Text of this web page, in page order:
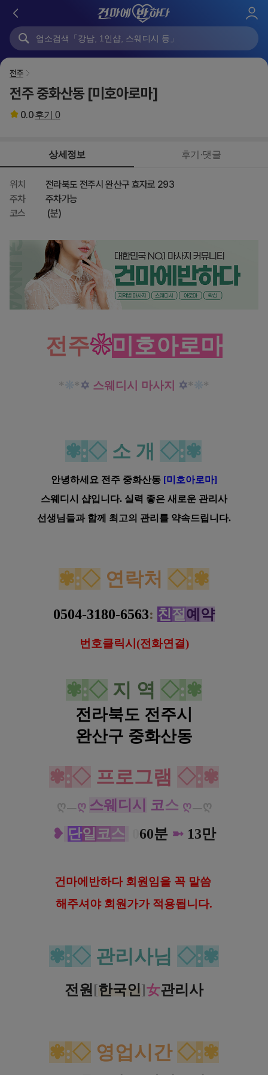
로
전주
전주 중화산동 [미호아로마]
0.0후기0
상세정보 후기·댓글
위치
전라북도 전주시 완산구 효자로 293
주차
주차가능
코스
(분)
전주❀미호아로마
* *✡ 스웨디시 마사지 ✡* *
✾:◇ 소 개 ◇:✾
안녕하세요 전주 중화산동 [미호아로마]
스웨디시 샵입니다. 실력 좋은 새로운 관리사
선생님 들과 함께 최고의 관리를 약속드립니다.
✾:◇ 연락처 ◇:✾
0504-3180-6563: 친절 예 약
번호클릭시(전화연결)
✾:◇ 지 역 ◇:✾
전라북도 전주시
완산구 중화산동
✾:◇ 프로그램 ◇:✾
ღㅡღ 스웨디시 코스 ღㅡღ
❥ 단일 코스 60분 ➼ 13만
건마에반하다 회원임을 꼭 말씀
해 주셔야 회원가가 적용됩니다.
✾:◇ 관리사님 ◇:✾
전원 [한국인]女관리사
✾:◇ 영업시간 ◇:✾